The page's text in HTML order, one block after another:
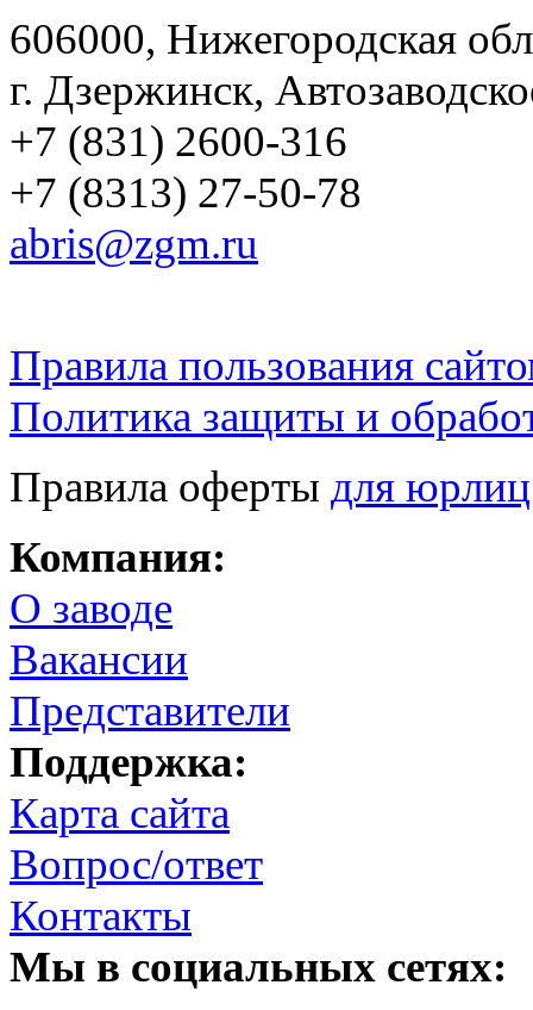
606000, Нижегородская
г. Дзержинск,
+7 (831) 2600-316
+7 (8313) 27-50-78
abris@zgm.ru
Правила пользования
Политика защиты и
Правила оферты для
Компания:
О заводе
Вакансии
Представители
Поддержка:
Карта сайта
Вопрос/ответ
Контакты
Мы в социальных сетях: